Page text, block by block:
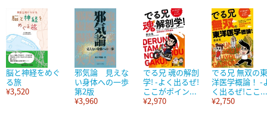
脳と神経をめぐ
る旅
¥3,520
邪気論 見えな
い身体への一歩
第2版
¥3,960
でる兄 魂の解剖
学! -よく出るぜ!
ここがポイン...
¥2,970
でる兄 無双の東
洋医学概論！ -
く出るぜ!ここ...
¥2,750